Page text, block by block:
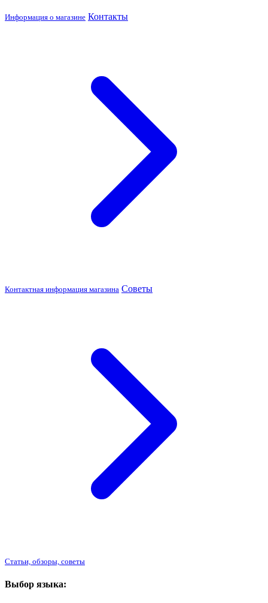
Информация о магазине Контакты
Контактная информация магазина Советы
Статьи, обзоры, советы
Выбор языка: